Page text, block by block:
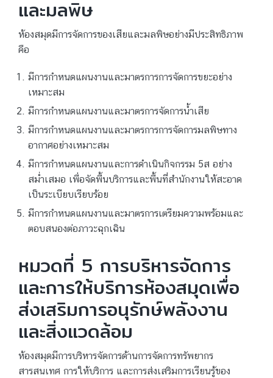
และมลพิษ
ห้องสมุดมีการจัดการของเสียและมลพิษอย่างมีประสิทธิภาพ
คือ
มีการกำหนดแผนงานและมาตรการการจัดการขยะอย่าง
เหมาะสม
มีการกำหนดแผนงานและมาตรการจัดการน้ำเสีย
มีการกำหนดแผนงานและมาตรการการจัดการมลพิษทาง
อากาศอย่างเหมาะสม
มีการกำหนดแผนงานและการดำเนินกิจกรรม 5ส อย่าง
สม่ำเสมอ เพื่อจัดพื้นบริการและพื้นที่สำนักงานให้สะอาด
เป็นระเบียบเรียบร้อย
มีการกำหนดแผนงานและมาตรการเตรียมความพร้อมและ
ตอบสนองต่อภาวะฉุกเฉิน
หมวดที่ 5 การบริหารจัดการ
และการให้บริการห้องสมุดเพื่อ
ส่งเสริมการอนุรักษ์พลังงาน
และสิ่งแวดล้อม
ห้องสมุดมีการบริหารจัดการด้านการจัดการทรัพยากร
สารสนเทศ การให้บริการ และการส่งเสริมการเรียนรู้ของ